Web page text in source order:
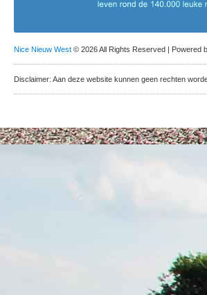
Nice Nieuw West © 2026 All Rights Reserved | Powered
Disclaimer: Aan deze website kunnen geen rechten